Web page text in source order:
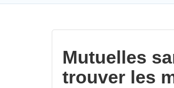
Mutuelles
trouver les